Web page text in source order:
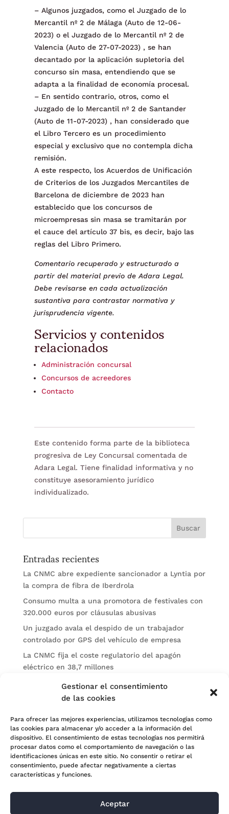
Gestionar el consentimiento
de las cookies
Para ofrecer las mejores experiencias, utilizamos tecnologías como
las cookies para almacenar y/o acceder a la información del
dispositivo. El consentimiento de estas tecnologías nos permitirá
procesar datos como el comportamiento de navegación o las
identificaciones únicas en este sitio. No consentir o retirar el
consentimiento, puede afectar negativamente a ciertas
características y funciones.
Aceptar
– Algunos juzgados, como el Juzgado de lo
Mercantil nº 2 de Málaga (Auto de 12-06-
2023) o el Juzgado de lo Mercantil nº 2 de
Valencia (Auto de 27-07-2023) , se han
decantado por la aplicación supletoria del
concurso sin masa, entendiendo que se
adapta a la finalidad de economía procesal.
– En sentido contrario, otros, como el
Juzgado de lo Mercantil nº 2 de Santander
(Auto de 11-07-2023) , han considerado que
el Libro Tercero es un procedimiento
especial y exclusivo que no contempla dicha
remisión.
A este respecto, los Acuerdos de Unificación
de Criterios de los Juzgados Mercantiles de
Barcelona de diciembre de 2023 han
establecido que los concursos de
microempresas sin masa se tramitarán por
el cauce del artículo 37 bis, es decir, bajo las
reglas del Libro Primero.
Comentario recuperado y estructurado a
partir del material previo de Adara Legal.
Debe revisarse en cada actualización
sustantiva para contrastar normativa y
jurisprudencia vigente.
Servicios y contenidos
relacionados
Administración concursal
Concursos de acreedores
Contacto
Este contenido forma parte de la biblioteca
progresiva de Ley Concursal comentada de
Adara Legal. Tiene finalidad informativa y no
constituye asesoramiento jurídico
individualizado.
Entradas recientes
La CNMC abre expediente sancionador a Lyntia por
la compra de fibra de Iberdrola
Consumo multa a una promotora de festivales con
320.000 euros por cláusulas abusivas
Un juzgado avala el despido de un trabajador
controlado por GPS del vehículo de empresa
La CNMC fija el coste regulatorio del apagón
eléctrico en 38,7 millones
El BOE publica sanciones de la CNMV a Soltec y
Categorías
Actualidad
Noticias Jurídicas
Subastas